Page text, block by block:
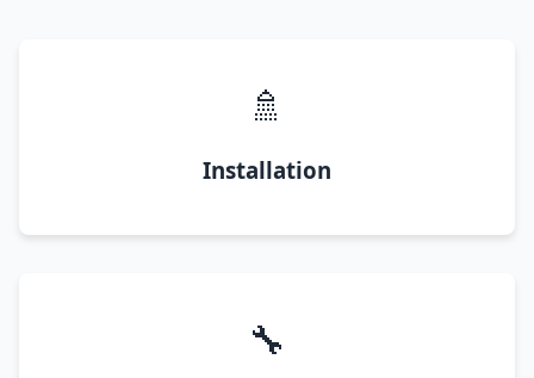
🚿
Installation
🔧